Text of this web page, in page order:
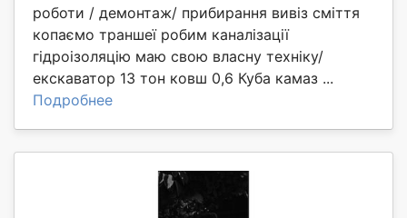
роботи / демонтаж/ прибирання вивіз сміття
копаємо траншеї робим каналізації
гідроізоляцію маю свою власну техніку/
екскаватор 13 тон ковш 0,6 Куба камаз ...
Подробнее